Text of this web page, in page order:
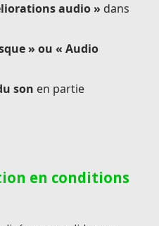
audio » dans
» ou « Audio
son en partie
en conditions